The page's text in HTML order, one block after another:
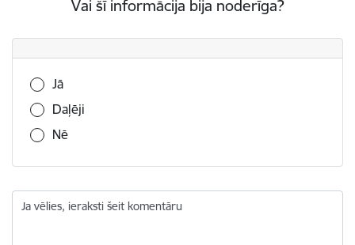
Vai šī informācija bija noderīga?
Vai šī informācija bija noderīga?
Jā
Daļēji
Nē
Ja vēlies, ieraksti šeit komentāru